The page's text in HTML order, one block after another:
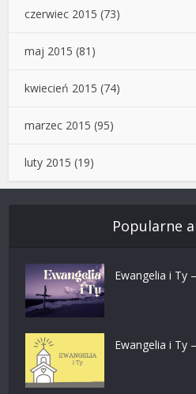
czerwiec 2015 (73)
maj 2015 (81)
kwiecień 2015 (74)
marzec 2015 (95)
luty 2015 (19)
Popularne
Ewangelia i Ty
Ewangelia i Ty